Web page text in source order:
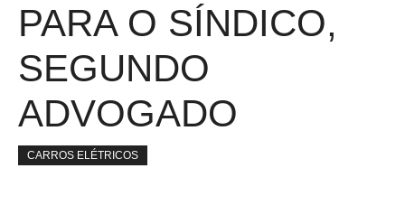
PARA O SÍNDICO,
SEGUNDO
ADVOGADO
CARROS ELÉTRICOS